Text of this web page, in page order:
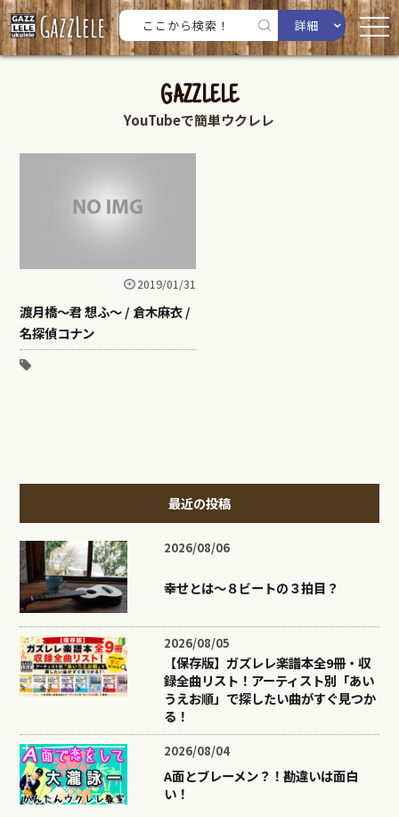
詳細
GAZZLELE
YouTubeで簡単ウクレレ
2019/01/31
渡月橋〜君 想ふ〜 / 倉木麻衣 /
名探偵コナン
最近の投稿
2026/08/06
幸せとは〜８ビートの３拍目？
2026/08/05
【保存版】ガズレレ楽譜本全9冊・収
録全曲リスト！アーティスト別「あい
うえお順」で探したい曲がすぐ見つか
る！
2026/08/04
A面とブレーメン？！勘違いは面白
い！